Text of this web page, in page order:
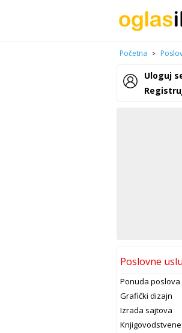
Početna >
Uloguj
Poslovne
Ponuda poslova
Grafički dizajn
Izrada sajtova